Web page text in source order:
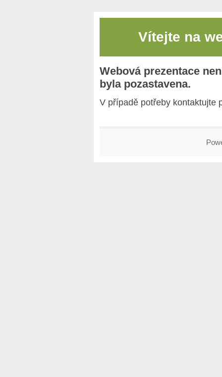
Vítejte na
Webová prezentace
byla pozastavena.
V případě potřeby kontaktujte